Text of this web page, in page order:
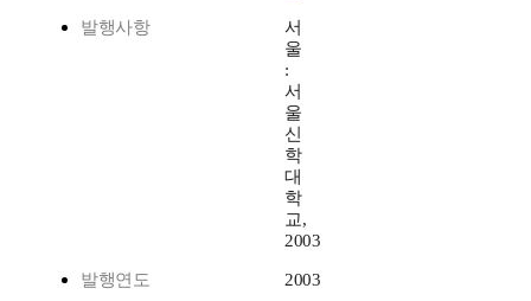
발행사항
서
울
:
서
울
신
학
대
학
교,
2003
발행연도 2003